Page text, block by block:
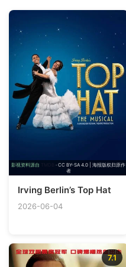
影视资料源自 TMDB
· CC BY-SA 4.0 | 海报版权归原作
者
Irving Berlin’s Top Hat
2026-06-04
7.1